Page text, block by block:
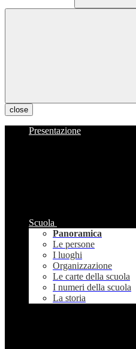
close
Presentazione
Scuola
Panoramica
Le persone
I luoghi
Organizzazione
Le carte della scuola
I numeri della scuola
La storia